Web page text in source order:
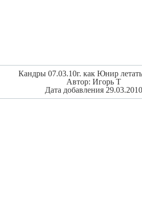
Кандры 07.03.10г. как Юнир
Автор: Игорь Т
Дата добавления 29.03.2010